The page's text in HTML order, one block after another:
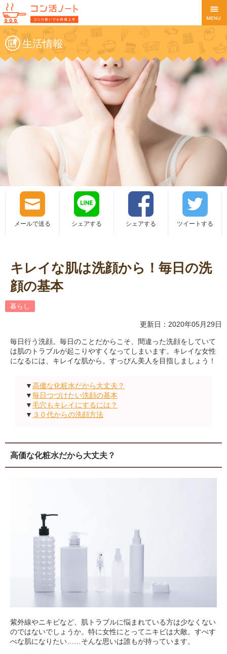
生活情報
メールで送る シェアする シェアする ツイートする
キレイな肌は洗顔から！毎日の洗
顔の基本
暮らし
更新日：2020年05月29日
毎日行う洗顔。毎日のことだからこそ、間違った洗顔をしていて
は肌のトラブルが起こりやすくなってしまいます。キレイな女性
になるには、キレイな肌から。すっぴん美人を目指しましょう！
▼高価な化粧水だから大丈夫？
▼毎日つづけたい洗顔の基本
▼毛穴もキレイにするには？
▼ ３０代からの洗顔方法
高価な化粧水だから大丈夫？
紫外線やニキビなど、肌トラブルに悩まれている方は少なくない
のではないでしょうか。特に女性にとってニキビは大敵。すべす
べな肌になりたい……そんな思いは誰もが持っています。